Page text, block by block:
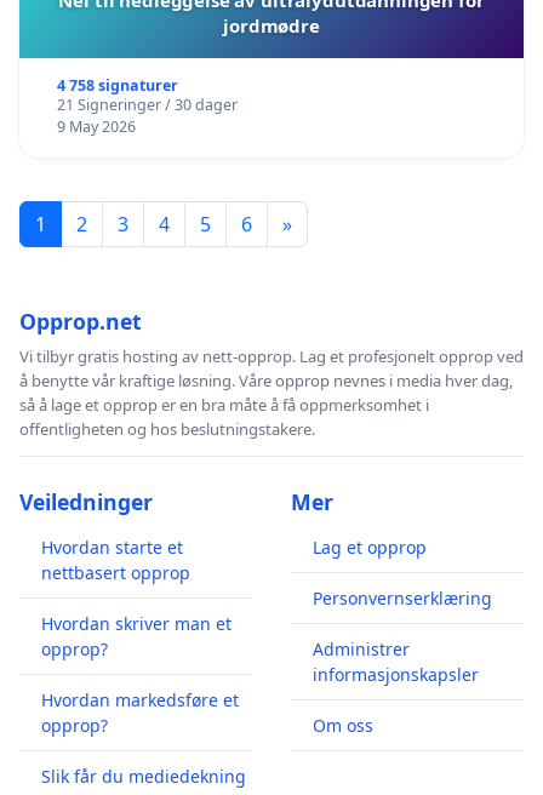
jordmødre
4 758 signaturer
21 Signeringer / 30 dager
9 May 2026
1 2 3 4 5 6 »
Opprop.net
Vi tilbyr gratis hosting av nett-opprop. Lag et profesjonelt opprop ved
å benytte vår kraftige løsning. Våre opprop nevnes i media hver dag,
så å lage et opprop er en bra måte å få oppmerksomhet i
offentligheten og hos beslutningstakere.
Veiledninger
Hvordan starte et
nettbasert opprop
Hvordan skriver man et
opprop?
Hvordan markedsføre et
opprop?
Slik får du mediedekning
Mer
Lag et opprop
Personvernserklæring
Administrer
informasjonskapsler
Om oss